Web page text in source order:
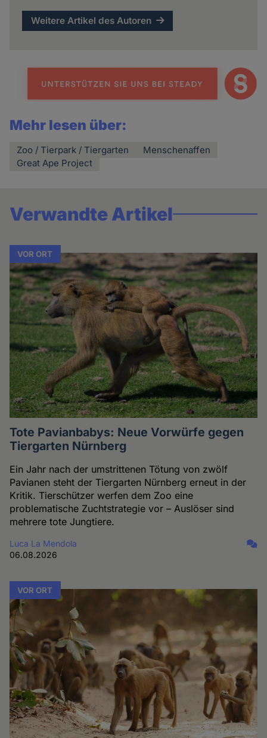
Weitere Artikel des Autoren
Mehr lesen über:
Zoo / Tierpark / Tiergarten
Menschenaffen
Great Ape Project
Verwandte Artikel
VOR ORT
Tote Pavianbabys: Neue Vorwürfe gegen
Tiergarten Nürnberg
Ein Jahr nach der umstrittenen Tötung von zwölf
Pavianen steht der Tiergarten Nürnberg erneut in der
Kritik. Tierschützer werfen dem Zoo eine
problematische Zuchtstrategie vor – Auslöser sind
mehrere tote Jungtiere.
Luca La Mendola
06.08.2026
VOR ORT